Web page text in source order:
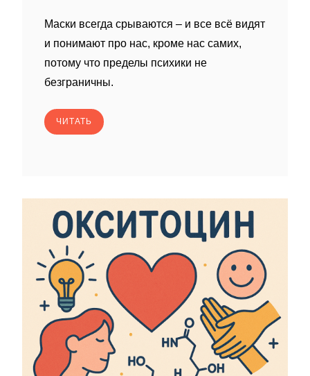
Маски всегда срываются – и все всё видят
и понимают про нас, кроме нас самих,
потому что пределы психики не
безграничны.
ЧИТАТЬ